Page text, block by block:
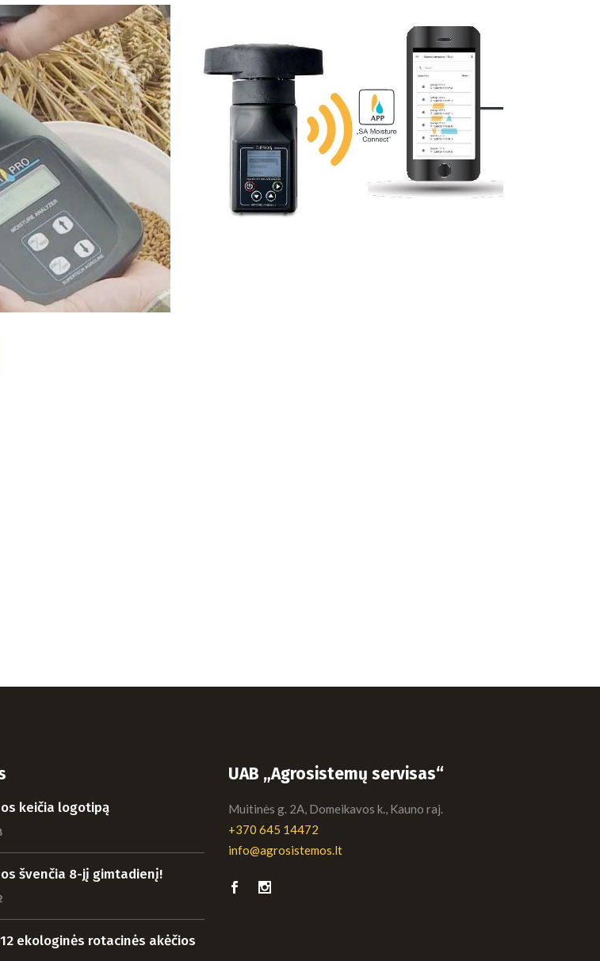
keičia logotipą
švenčia 8-jį gimtadienį!
12 ekologinės rotacinės akėčios
UAB „Agrosistemų servisas“
Muitinės g. 2A, Domeikavos k., Kauno raj.
+370 645 14472
info@agrosistemos.lt